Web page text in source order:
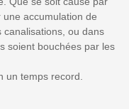
accumulation de
ou dans
soient bouchées par les
un temps record.